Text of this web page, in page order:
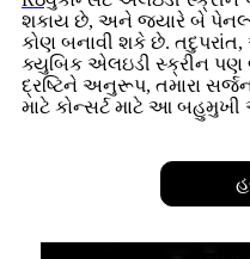
શકાય છે, અને જ્યારે બે
કોણ બનાવી શકે છે.
ક્યુબિક એલઇડી સ્ક્રીન પણ
દ્રષ્ટિને અનુરૂપ, તમારા
માટે કોન્સર્ટ માટે આ